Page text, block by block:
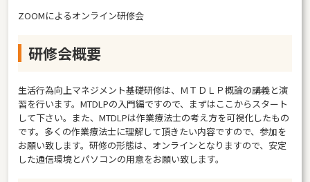
ZOOMによるオンライン研修会
研修会概要
生活行為向上マネジメント基礎研修は、ＭＴＤＬＰ概論の講義と演
習を行います。MTDLPの入門編ですので、まずはここからスタート
して下さい。また、MTDLPは作業療法士の考え方を可視化したもの
です。多くの作業療法士に理解して頂きたい内容ですので、参加を
お願い致します。研修の形態は、オンラインとなりますので、安定
した通信環境とパソコンの用意をお願い致します。